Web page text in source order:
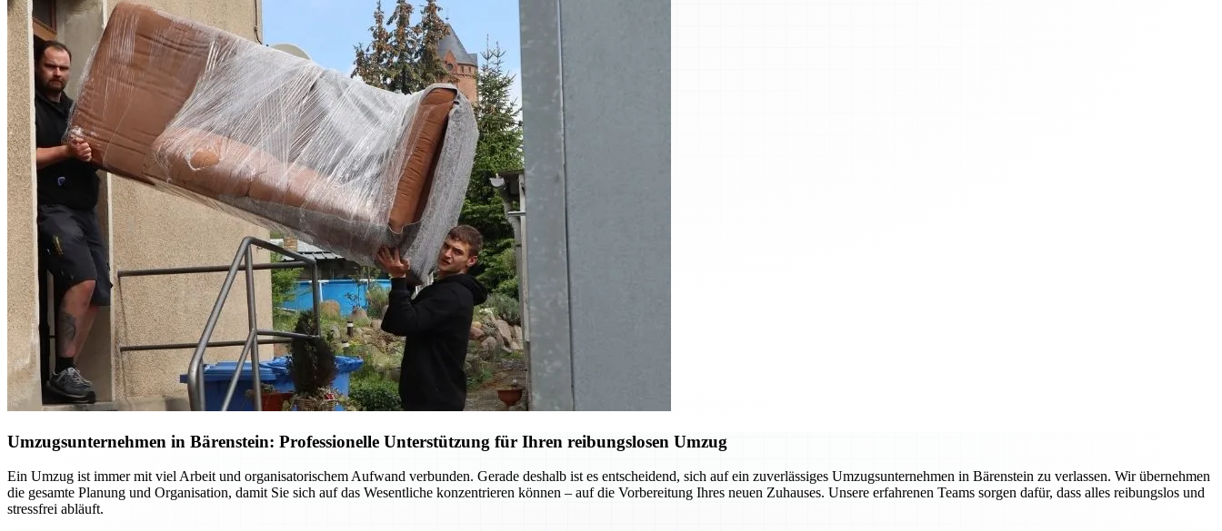
Umzugsunternehmen in Bärenstein: Professionelle Unterstützung für Ihren reibungslosen Umzug
Ein Umzug ist immer mit viel Arbeit und organisatorischem Aufwand verbunden. Gerade deshalb ist es entscheidend, sich auf ein zuverlässiges Umzugsunternehmen in Bärenstein zu verlassen. Wir übernehmen
die gesamte Planung und Organisation, damit Sie sich auf das Wesentliche konzentrieren können – auf die Vorbereitung Ihres neuen Zuhauses. Unsere erfahrenen Teams sorgen dafür, dass alles reibungslos und
stressfrei abläuft.